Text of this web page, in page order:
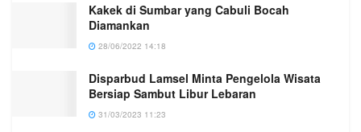
Kakek di Sumbar yang Cabuli Bocah
Diamankan
28/06/2022 14:18
Disparbud Lamsel Minta Pengelola Wisata
Bersiap Sambut Libur Lebaran
31/03/2023 11:23